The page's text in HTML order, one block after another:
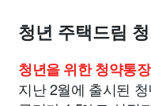
청년 주택드림
청년을 위한 청약통
지난 2월에 출시된